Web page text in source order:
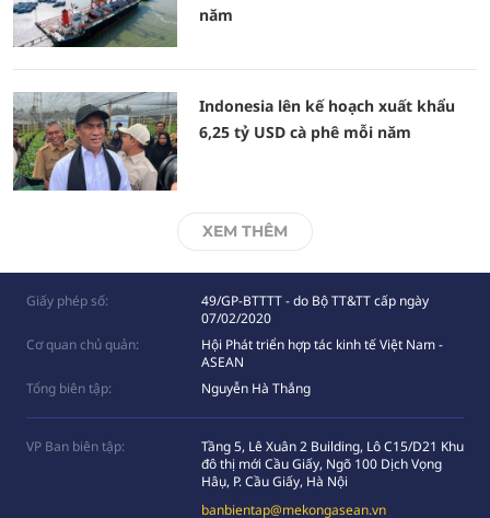
năm
Indonesia lên kế hoạch xuất khẩu
6,25 tỷ USD cà phê mỗi năm
XEM THÊM
Giấy phép số:
49/GP-BTTTT - do Bộ TT&TT cấp ngày
07/02/2020
Cơ quan chủ quản:
Hội Phát triển hợp tác kinh tế Việt Nam -
ASEAN
Tổng biên tập:
Nguyễn Hà Thắng
VP Ban biên tập:
Tầng 5, Lê Xuân 2 Building, Lô C15/D21 Khu
đô thị mới Cầu Giấy, Ngõ 100 Dịch Vọng
Hâụ, P. Cầu Giấy, Hà Nội
banbientap@mekongasean.vn